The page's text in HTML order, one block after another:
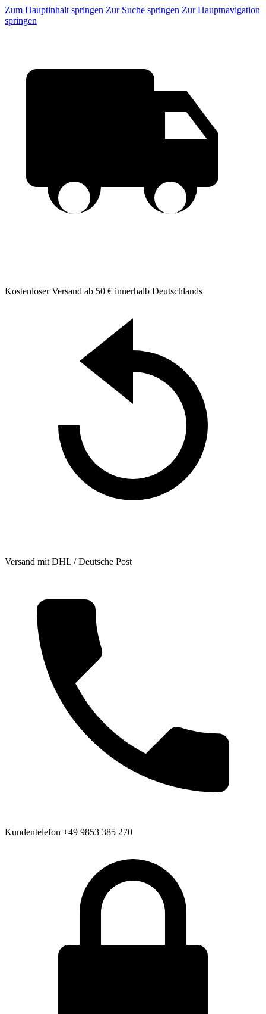
Zum Hauptinhalt springen Zur Suche springen Zur Hauptnavigation
springen
Kostenloser Versand ab 50 € innerhalb Deutschlands
Versand mit DHL / Deutsche Post
Kundentelefon +49 9853 385 270